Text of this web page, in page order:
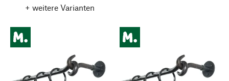
+ weitere Varianten